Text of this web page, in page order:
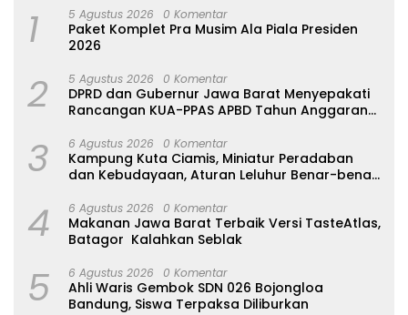
1 5 Agustus 2026 0 Komentar
Paket Komplet Pra Musim Ala Piala Presiden
2026
2 5 Agustus 2026 0 Komentar
DPRD dan Gubernur Jawa Barat Menyepakati
Rancangan KUA-PPAS APBD Tahun Anggaran
3 6 Agustus 2026 0 Komentar
Kampung Kuta Ciamis, Miniatur Peradaban
dan Kebudayaan, Aturan Leluhur Benar-benar
4 6 Agustus 2026 0 Komentar
Makanan Jawa Barat Terbaik Versi TasteAtlas,
Batagor Kalahkan Seblak
5 6 Agustus 2026 0 Komentar
Ahli Waris Gembok SDN 026 Bojongloa
Bandung, Siswa Terpaksa Diliburkan